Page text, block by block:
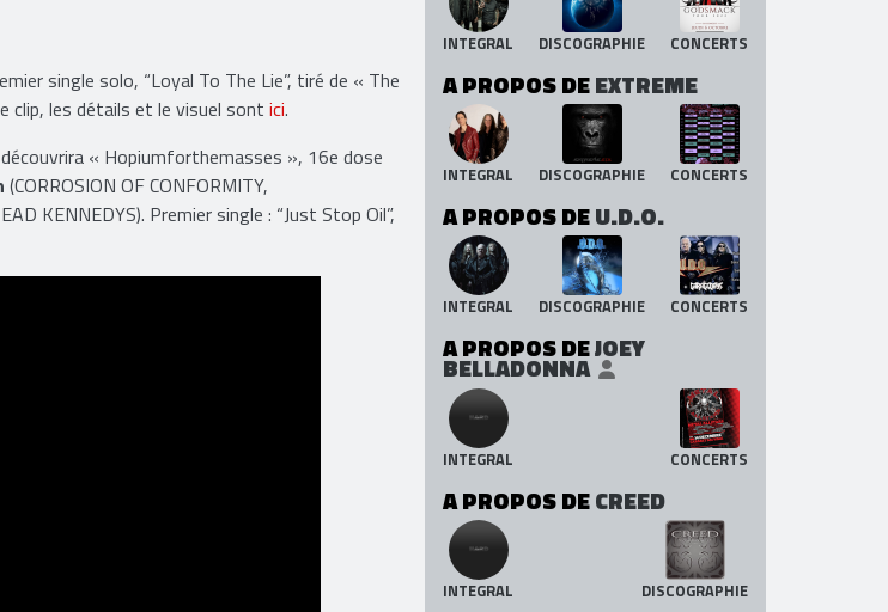
single solo, “Loyal To The Lie”, tiré de « The
clip, les détails et le visuel sont ici.
« Hopiumforthemasses », 16e dose
(CORROSION OF CONFORMITY,
KENNEDYS). Premier single : “Just Stop Oil”,
INTEGRAL DISCOGRAPHIE CONCERTS
A PROPOS DEEXTREME
INTEGRAL DISCOGRAPHIE CONCERTS
A PROPOS DEU.D.O.
INTEGRAL DISCOGRAPHIE CONCERTS
A PROPOS DEJOEY
BELLADONNA
INTEGRAL CONCERTS
A PROPOS DECREED
INTEGRAL DISCOGRAPHIE